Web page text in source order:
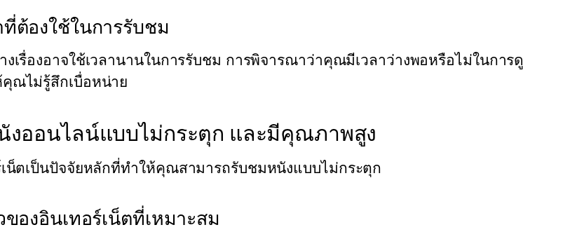
ต้องใช้ในการรับชม
งเรื่องอาจใช้เวลานานในการรับชม การพิจารณาว่าคุณมีเวลาว่างพอหรือไม่ในการดู
ณไม่รู้สึกเบื่อหน่าย
งออนไลน์แบบไม่กระตุก และมีคุณภาพสูง
เน็ตเป็นปัจจัยหลักที่ทำให้คุณสามารถรับชมหนังแบบไม่กระตุก
ของอินเทอร์เน็ตที่เหมาะสม